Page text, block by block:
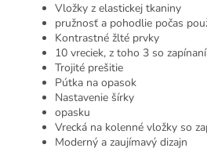
Vložky z elastickej tkaniny
pružnosť a pohodlie počas
Kontrastné žlté prvky
10 vreciek, z toho 3 so
Trojité prešitie
Pútka na opasok
Nastavenie šírky
opasku
Vrecká na kolenné vložky so
Moderný a zaujímavý dizajn